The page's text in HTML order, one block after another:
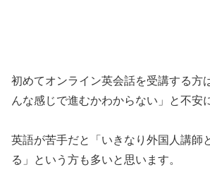
初めてオンライン英会話を受講する方
んな感じで進むかわからない」と不安
英語が苦手だと「いきなり外国人講師
る」という方も多いと思います。